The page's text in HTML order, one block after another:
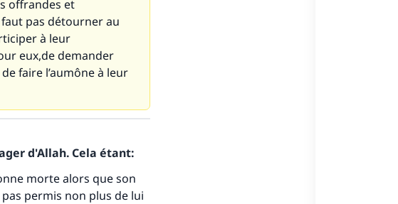
offrandes et
faut pas détourner au
à leur
eux,de demander
faire l’aumône à leur
d'Allah. Cela étant:
morte alors que son
permis non plus de lui
millions de